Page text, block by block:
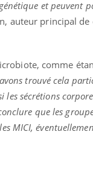
et peuvent
auteur principal de
comme
trouvé cela
les sécrétions
que les
MICI,